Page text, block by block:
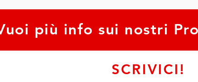
più info sui nostri
SCRIVICI!